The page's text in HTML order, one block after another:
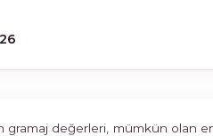
gramaj değerleri, mümkün olan